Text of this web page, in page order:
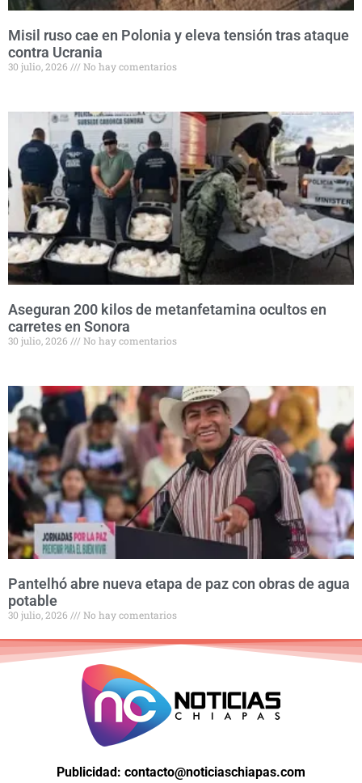
Misil ruso cae en Polonia y eleva tensión tras ataque
contra Ucrania
30 julio, 2026 No hay comentarios
Aseguran 200 kilos de metanfetamina ocultos en
carretes en Sonora
30 julio, 2026 No hay comentarios
Pantelhó abre nueva etapa de paz con obras de agua
potable
30 julio, 2026 No hay comentarios
Publicidad: contacto@noticiaschiapas.com